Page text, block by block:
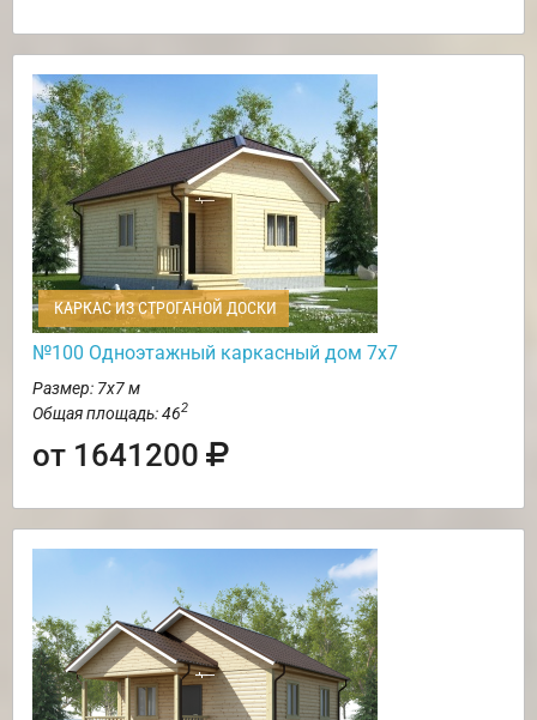
КАРКАС ИЗ СТРОГАНОЙ ДОСКИ
№100 Одноэтажный каркасный дом 7х7
Размер: 7х7 м
Общая площадь: 462
от 1641200